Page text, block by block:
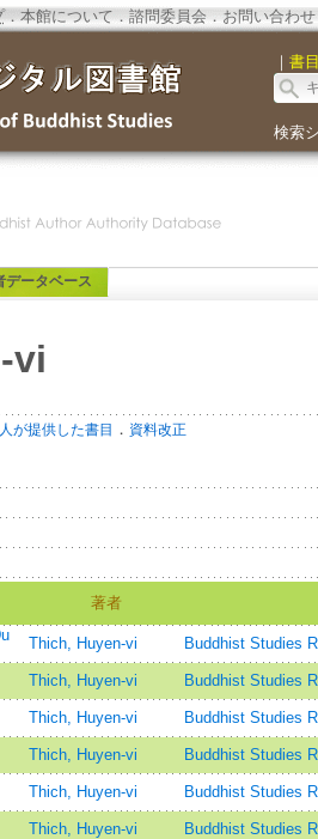
．本館について．諮問委員会． お問い合わせ
｜ 書目
検索
データベース
vi
が提供した書目 ． 資料改正
著者
Thich, Huyen-vi Buddhist Studies
Thich, Huyen-vi Buddhist Studies
Thich, Huyen-vi Buddhist Studies
Thich, Huyen-vi Buddhist Studies
Thich, Huyen-vi Buddhist Studies
Thich, Huyen-vi Buddhist Studies